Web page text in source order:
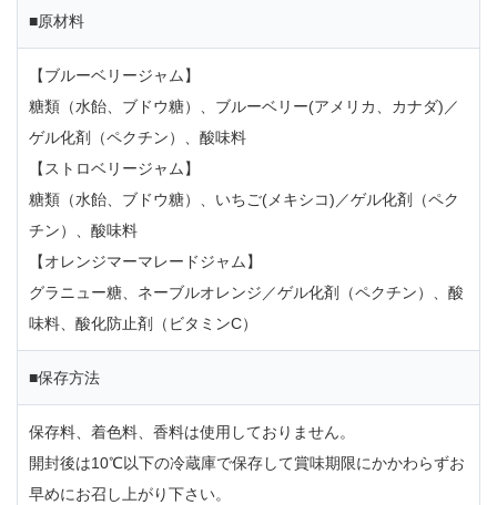
■原材料
【ブルーベリージャム】
糖類（水飴、ブドウ糖）、ブルーベリー(アメリカ、カナダ)／
ゲル化剤（ペクチン）、酸味料
【ストロベリージャム】
糖類（水飴、ブドウ糖）、いちご(メキシコ)／ゲル化剤（ペク
チン）、酸味料
【オレンジマーマレードジャム】
グラニュー糖、ネーブルオレンジ／ゲル化剤（ペクチン）、酸
味料、酸化防止剤（ビタミンC）
■保存方法
保存料、着色料、香料は使用しておりません。
開封後は10℃以下の冷蔵庫で保存して賞味期限にかかわらずお
早めにお召し上がり下さい。